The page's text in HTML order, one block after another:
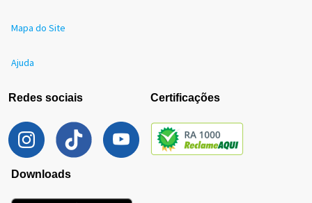
Mapa do Site
Ajuda
Redes sociais Certificações
Downloads